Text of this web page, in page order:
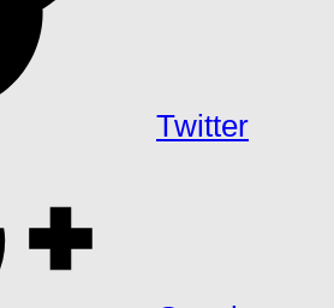
Twitter